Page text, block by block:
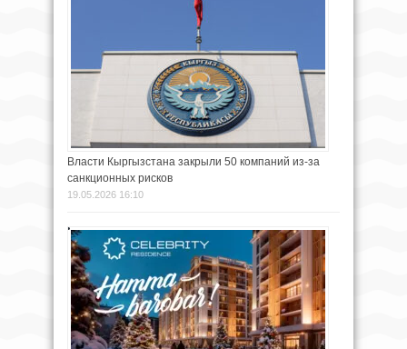
Власти Кыргызстана закрыли 50 компаний из-за
санкционных рисков
19.05.2026 16:10